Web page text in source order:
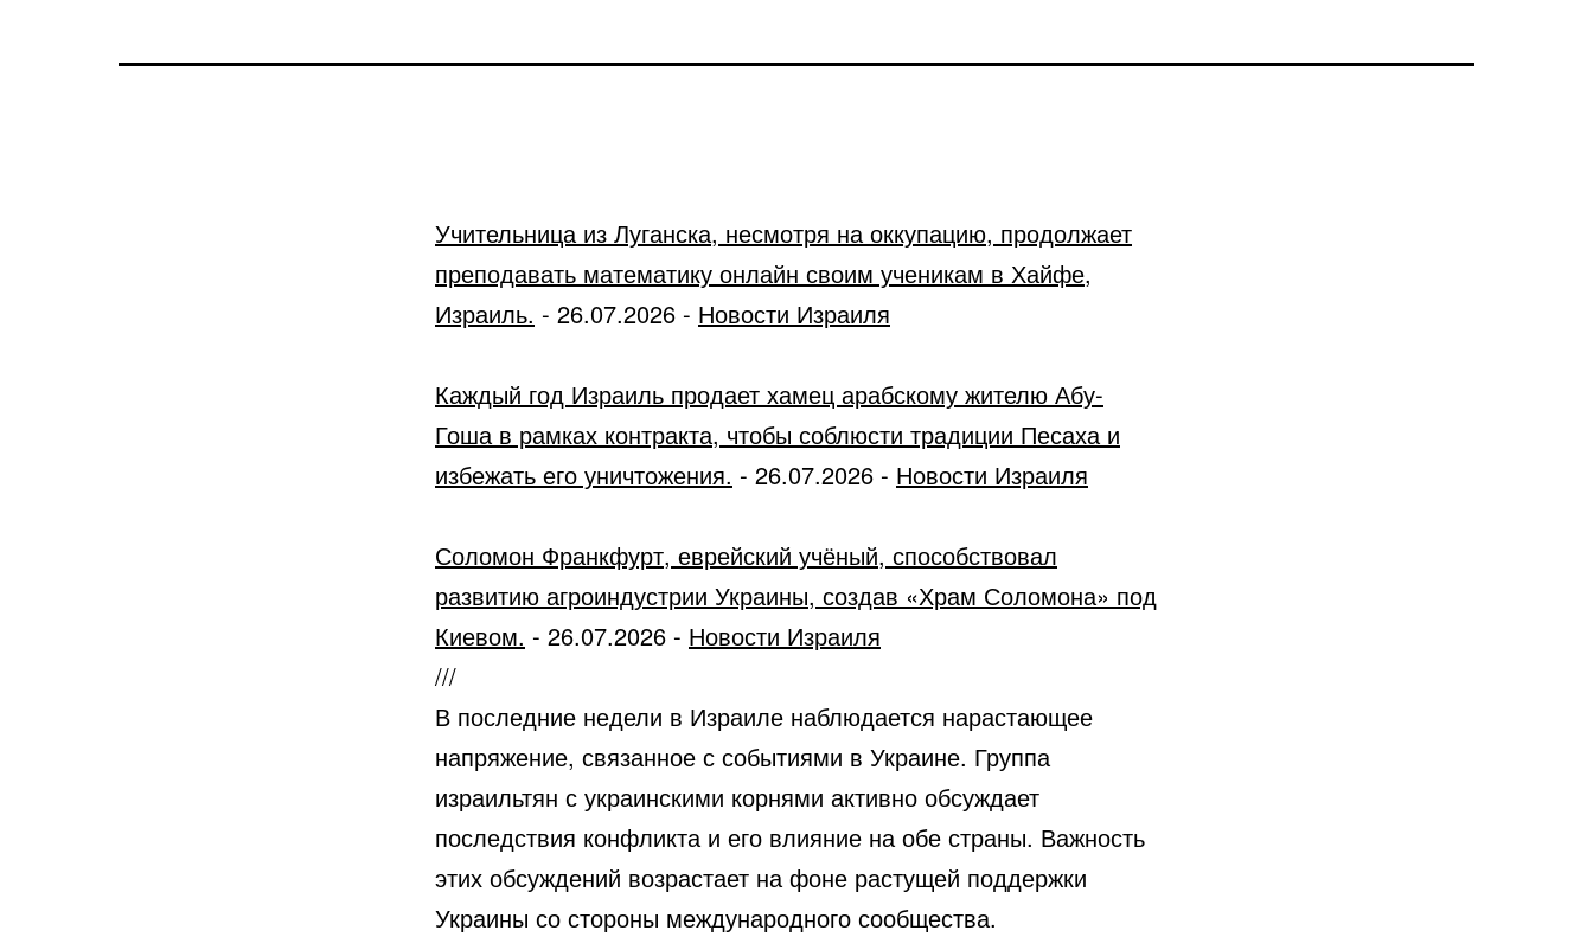
Учительница из Луганска, несмотря на оккупацию, продолжает
преподавать математику онлайн своим ученикам в Хайфе,
Израиль. - 26.07.2026 - Новости Израиля
Каждый год Израиль продает хамец арабскому жителю Абу-
Гоша в рамках контракта, чтобы соблюсти традиции Песаха и
избежать его уничтожения. - 26.07.2026 - Новости Израиля
Соломон Франкфурт, еврейский учёный, способствовал
развитию агроиндустрии Украины, создав «Храм Соломона» под
Киевом. - 26.07.2026 - Новости Израиля
///
В последние недели в Израиле наблюдается нарастающее
напряжение, связанное с событиями в Украине. Группа
израильтян с украинскими корнями активно обсуждает
последствия конфликта и его влияние на обе страны. Важность
этих обсуждений возрастает на фоне растущей поддержки
Украины со стороны международного сообщества.